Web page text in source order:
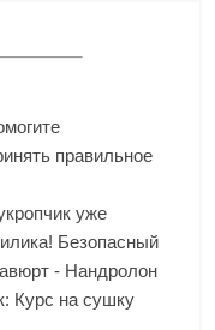
правильное
уже
Безопасный
- Нандролон
Курс на сушку